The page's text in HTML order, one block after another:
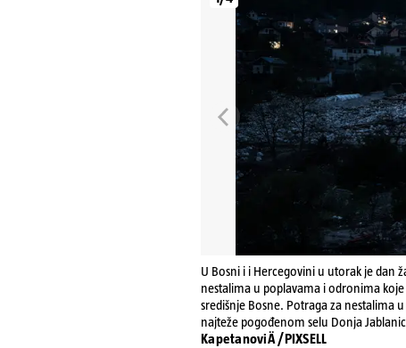
U Bosni i i Hercegovini u utorak je dan
nestalima u poplavama i odronima
središnje Bosne. Potraga za nestalima
najteže pogođenom selu Donja
KapetanoviÄ /PIXSELL